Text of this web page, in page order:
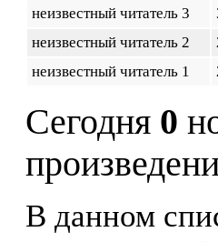
неизвестный читатель 3
неизвестный читатель 2
неизвестный читатель 1
Сегодня 0
В данном